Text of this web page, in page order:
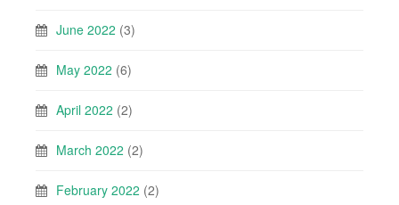
June 2022 (3)
May 2022 (6)
April 2022 (2)
March 2022 (2)
February 2022 (2)